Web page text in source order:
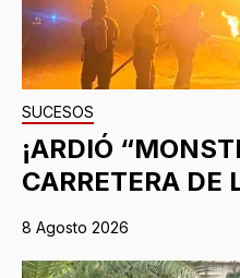
SUCESOS
¡ARDIÓ
CARRETERA DE
8 Agosto 2026